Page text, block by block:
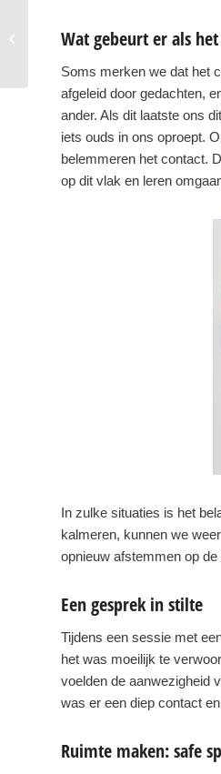
Wat gebeurt er als
Soms merken we dat het
afgeleid door gedachten,
ander. Als dit laatste ons
iets ouds in ons oproept.
belemmeren het contact.
op dit vlak en leren
In zulke situaties is het
kalmeren, kunnen we
opnieuw afstemmen op
Een gesprek in stilte
Tijdens een sessie met
het was moeilijk te
voelden de aanwezigheid
was er een diep contact
Ruimte maken: safe
niet aanwezig zijn in je